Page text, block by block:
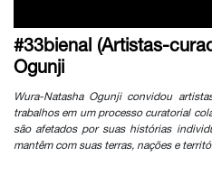
#33bienal (Artistas-
Ogunji
Wura-Natasha Ogunji convidou
trabalhos em um processo curatorial
são afetados por suas histórias
mantêm com suas terras, nações e